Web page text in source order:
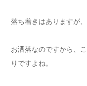
落ち着きはありますが
お洒落なのですから、
りですよね。